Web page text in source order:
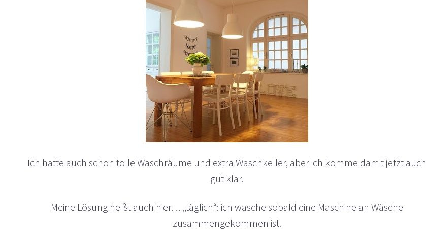
Ich hatte auch schon tolle Waschräume und extra Waschkeller, aber ich komme damit jetzt auch
gut klar.
Meine Lösung heißt auch hier… „täglich“: ich wasche sobald eine Maschine an Wäsche
zusammengekommen ist.